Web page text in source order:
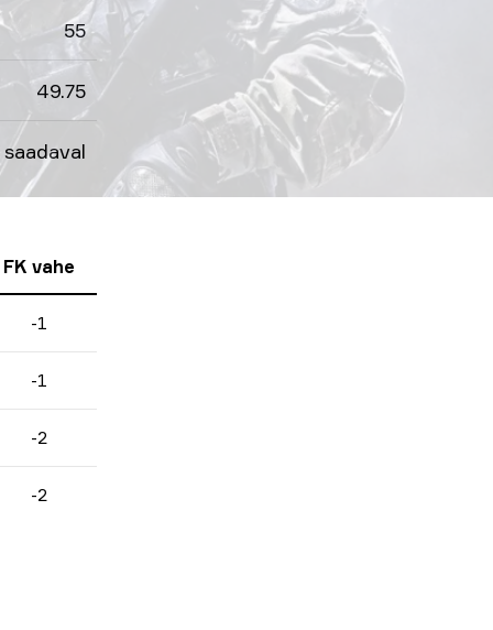
55
49.75
FK vahe
-1
-1
-2
-2